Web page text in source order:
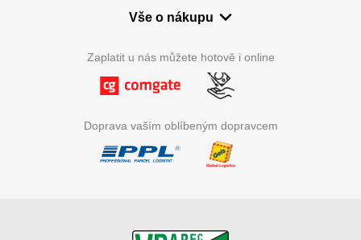
Vše o nákupu
Zaplatit u nás můžete hotově i online
Doprava vaším oblíbeným dopravcem